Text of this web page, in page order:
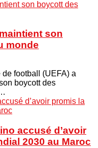
son
monde
football (UEFA) a
boycott des
accusé d’avoir
2030 au Maroc